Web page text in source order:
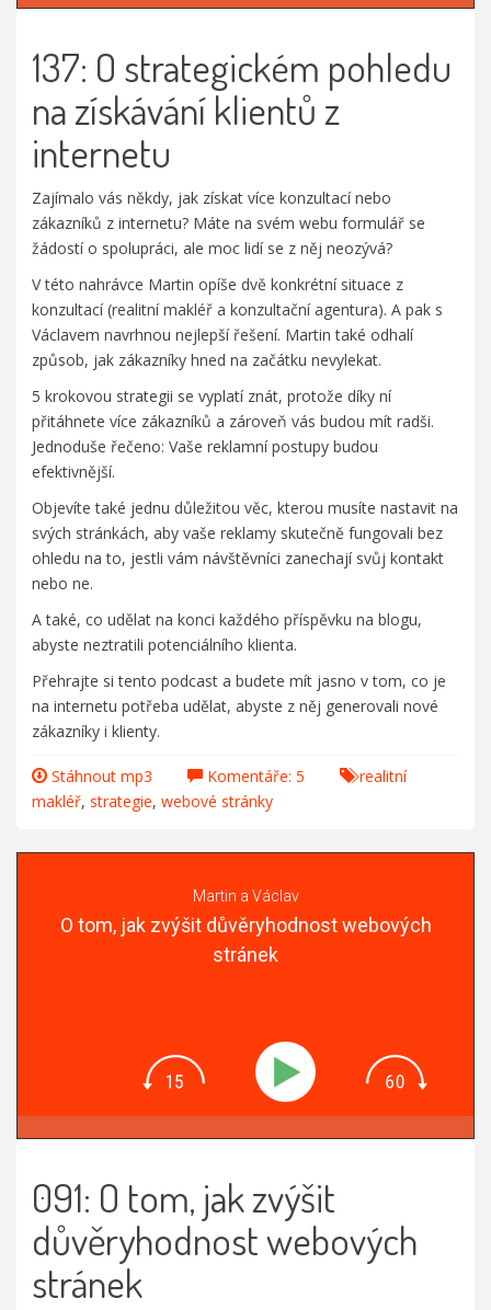
137: O strategickém pohledu
na získávání klientů z
internetu
Zajímalo vás někdy, jak získat více konzultací nebo
zákazníků z internetu? Máte na svém webu formulář se
žádostí o spolupráci, ale moc lidí se z něj neozývá?
V této nahrávce Martin opíše dvě konkrétní situace z
konzultací (realitní makléř a konzultační agentura). A pak s
Václavem navrhnou nejlepší řešení. Martin také odhalí
způsob, jak zákazníky hned na začátku nevylekat.
5 krokovou strategii se vyplatí znát, protože díky ní
přitáhnete více zákazníků a zároveň vás budou mít radši.
Jednoduše řečeno: Vaše reklamní postupy budou
efektivnější.
Objevíte také jednu důležitou věc, kterou musíte nastavit na
svých stránkách, aby vaše reklamy skutečně fungovali bez
ohledu na to, jestli vám návštěvníci zanechají svůj kontakt
nebo ne.
A také, co udělat na konci každého příspěvku na blogu,
abyste neztratili potenciálního klienta.
Přehrajte si tento podcast a budete mít jasno v tom, co je
na internetu potřeba udělat, abyste z něj generovali nové
zákazníky i klienty.
Stáhnout mp3 Komentáře: 5
realitní
makléř, strategie, webové stránky
Martin a Václav
O tom, jak zvýšit důvěryhodnost webových
stránek
091: O tom, jak zvýšit
důvěryhodnost webových
stránek